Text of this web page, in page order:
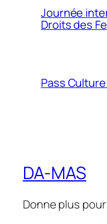
Journée
Droits des
Pass
DA-MAS
Donne plus